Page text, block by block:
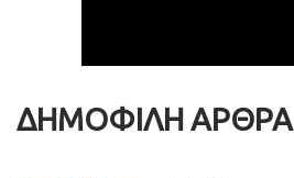
ΔΗΜΟΦΙΛΗ ΑΡΘΡΑ